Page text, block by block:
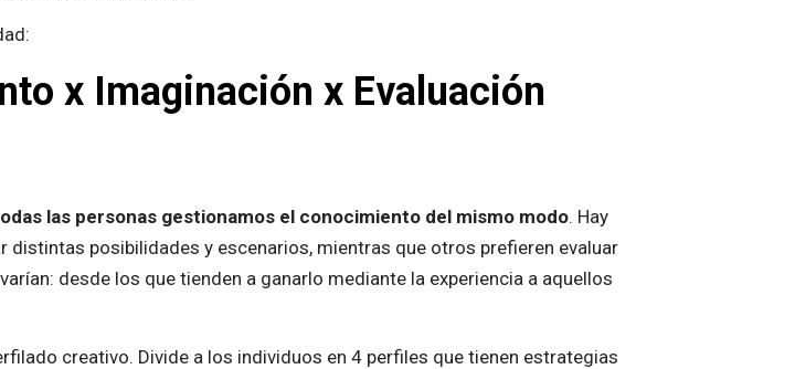
x Imaginación x Evaluación
las personas gestionamos el conocimiento del mismo modo. Hay
distintas posibilidades y escenarios, mientras que otros prefieren evaluar
desde los que tienden a ganarlo mediante la experiencia a aquellos
creativo. Divide a los individuos en 4 perfiles que tienen estrategias